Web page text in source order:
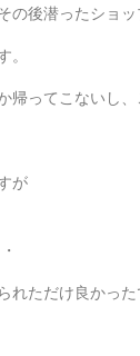
後潜ったショ
ってこないし
が
ただけ良かった